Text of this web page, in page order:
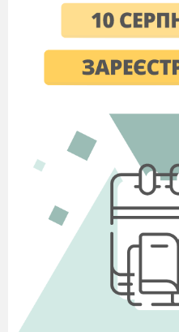
школярів позитивне
світу професій,
співвіднести свої
професії, і
покликом душі та
Важливим
та трудове виховання
оповідань сприяє:
вихованню
відношення до
формуванню
цінності;
ціннісному
оточуючого
формуванню
розвитку